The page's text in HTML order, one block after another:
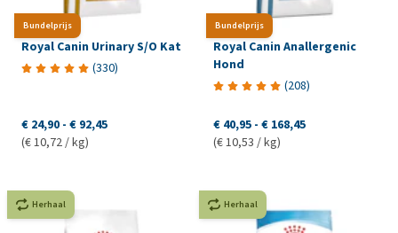
Bundelprijs
Royal Canin Urinary S/O Kat
(330)
€ 24,90 - € 92,45
(€ 10,72 / kg)
Bundelprijs
Royal Canin Anallergenic
Hond
(208)
€ 40,95 - € 168,45
(€ 10,53 / kg)
Herhaal Herhaal